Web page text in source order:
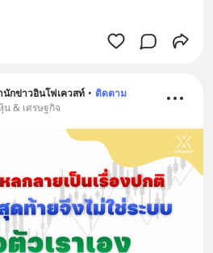
กข่าวอินโฟเควสท์ • ติดตาม
น & เศรษฐกิจ